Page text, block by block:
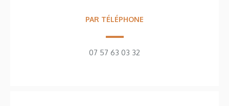
PAR TÉLÉPHONE
07 57 63 03 32